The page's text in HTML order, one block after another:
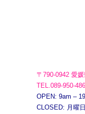
〒790-0942 愛
TEL.089-950-
OPEN: 9am –
CLOSED: 月曜